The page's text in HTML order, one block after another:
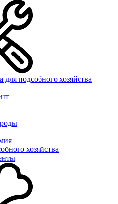
для подсобного хозяйства
хозяйства